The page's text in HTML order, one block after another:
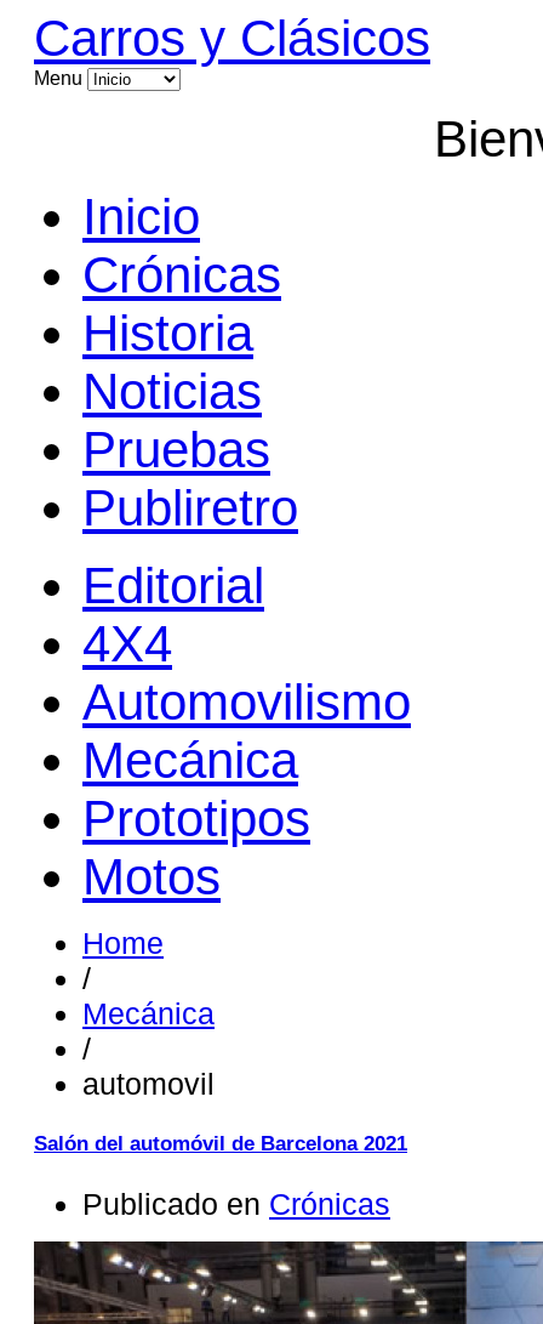
Carros y Clásicos
Menu
Inicio
Crónicas
Historia
Noticias
Pruebas
Publiretro
Editorial
4X4
Automovilismo
Mecánica
Prototipos
Motos
Home
/
Mecánica
/
automovil
Salón del automóvil de Barcelona 2021
Publicado en Crónicas